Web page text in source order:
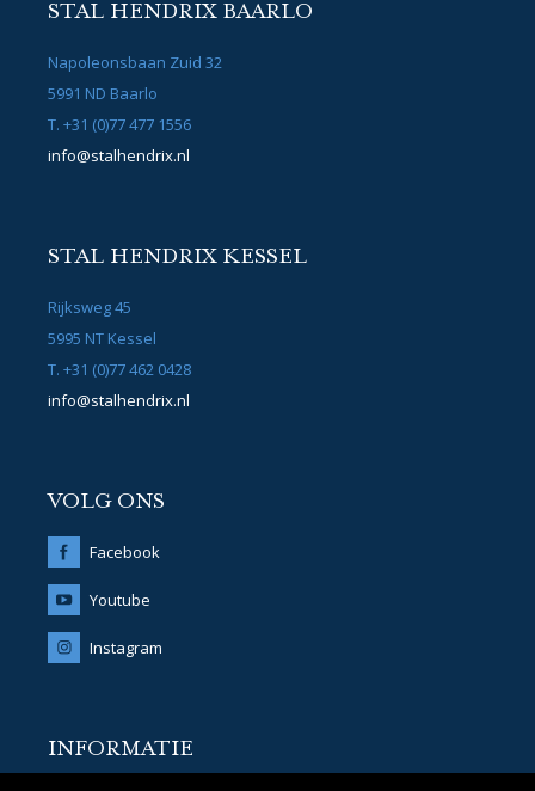
STAL HENDRIX BAARLO
Napoleonsbaan Zuid 32
5991 ND Baarlo
T. +31 (0)77 477 1556
info@stalhendrix.nl
STAL HENDRIX KESSEL
Rijksweg 45
5995 NT Kessel
T. +31 (0)77 462 0428
info@stalhendrix.nl
VOLG ONS
Facebook
Youtube
Instagram
INFORMATIE